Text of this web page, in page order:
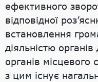
ефективного
відповідної
встановлення
діяльністю
органів місцевого
з цим існує